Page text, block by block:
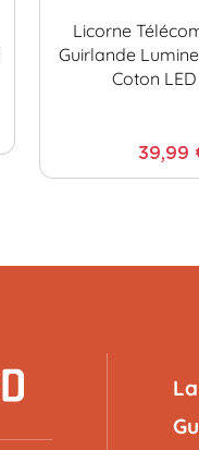
Licorne
Guirlande
Coton LED
39,99